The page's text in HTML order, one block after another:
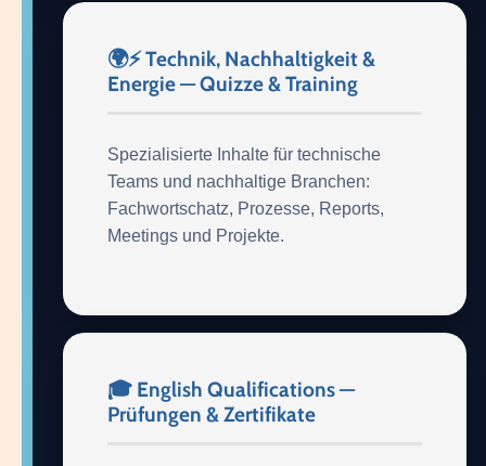
🌍⚡ Technik, Nachhaltigkeit &
Energie — Quizze & Training
Spezialisierte Inhalte für technische
Teams und nachhaltige Branchen:
Fachwortschatz, Prozesse, Reports,
Meetings und Projekte.
🎓 English Qualifications —
Prüfungen & Zertifikate